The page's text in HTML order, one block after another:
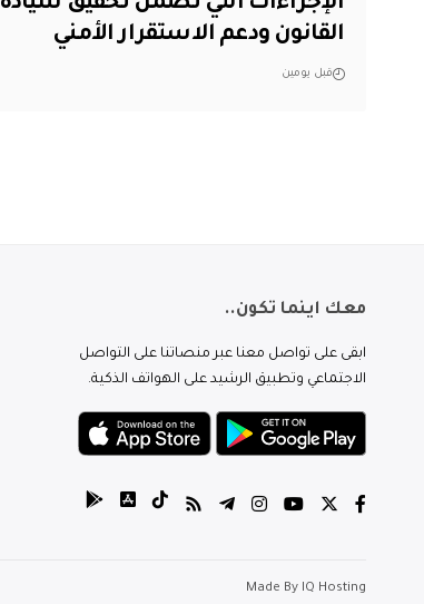
القانون ودعم الاستقرار الأمني
قبل يومين
معك اينما تكون..
ابقى على تواصل معنا عبر منصاتنا على التواصل
الاجتماعي وتطبيق الرشيد على الهواتف الذكية.
Made By IQ Hosting